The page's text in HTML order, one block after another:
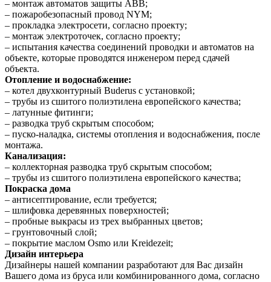
– монтаж автоматов защиты ABB;
– пожаробезопасный провод NYM;
– прокладка электросети, согласно проекту;
– монтаж электроточек, согласно проекту;
– испытания качества соединений проводки и автоматов на
объекте, которые проводятся инженером перед сдачей
объекта.
Отопление и водоснабжение:
– котел двухконтурный Buderus с установкой;
– трубы из сшитого полиэтилена европейского качества;
– латунные фитинги;
– разводка труб скрытым способом;
– пуско-наладка, системы отопления и водоснабжения, после
монтажа.
Канализация:
– коллекторная разводка труб скрытым способом;
– трубы из сшитого полиэтилена европейского качества;
Покраска дома
– антисептирование, если требуется;
– шлифовка деревянных поверхностей;
– пробные выкрасы из трех выбранных цветов;
– грунтовочный слой;
– покрытие маслом Osmo или Kreidezeit;
Дизайн интерьера
Дизайнеры нашей компании разработают для Вас дизайн
Вашего дома из бруса или комбинированного дома, согласно